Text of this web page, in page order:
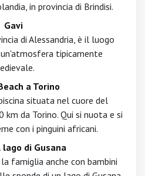
in provincia di Brindisi.
Gavi
di Alessandria, è il luogo
tipicamente
a Torino
situata nel cuore del
km da Torino. Qui si nuota e si
con i pinguini africani.
lago di Gusana
famiglia anche con bambini